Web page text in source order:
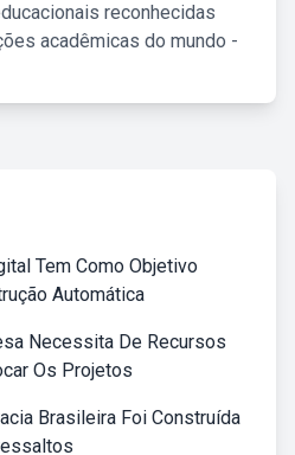
reconhecidas
acadêmicas do mundo -
Tem Como Objetivo
Automática
Necessita De Recursos
Os Projetos
Brasileira Foi Construída